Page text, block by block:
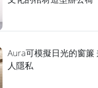
Aura可模擬日光的窗簾
人隱私